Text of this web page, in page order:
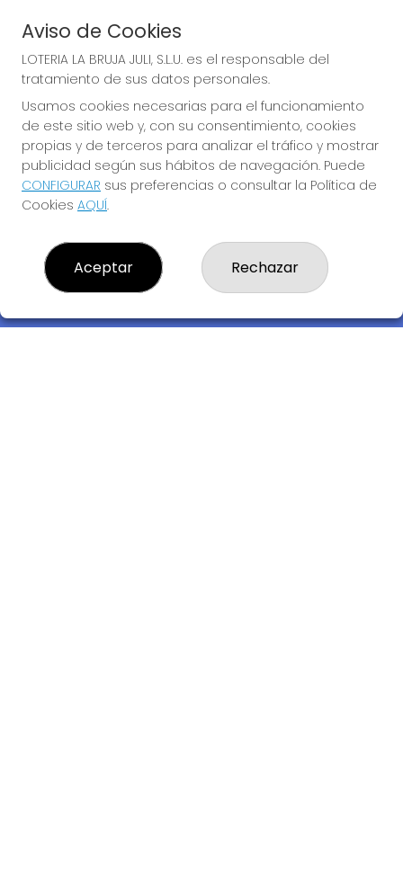
Descubre la buena suerte de La Bruja Juli
Aviso de Cookies
LOTERIA LA BRUJA JULI, S.L.U. es el responsable del
tratamiento de sus datos personales.
Usamos cookies necesarias para el funcionamiento
de este sitio web y, con su consentimiento, cookies
propias y de terceros para analizar el tráfico y mostrar
publicidad según sus hábitos de navegación. Puede
CONFIGURAR sus preferencias o consultar la Política de
Cookies AQUÍ.
Aceptar Rechazar